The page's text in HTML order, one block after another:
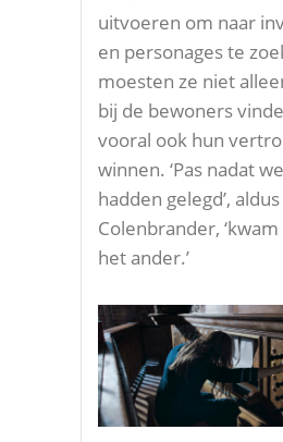
uitvoeren om naar
en personages te
moesten ze niet
bij de bewoners
vooral ook hun
winnen. ‘Pas nadat
hadden gelegd’, aldus
Colenbrander,
het ander.’